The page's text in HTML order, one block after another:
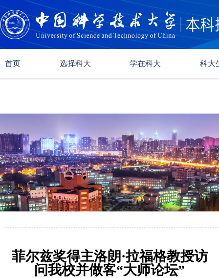
首页 选择科大 学在科大 科大
菲尔兹奖得主洛朗·拉福格教授访
问我校并做客“大师论坛”